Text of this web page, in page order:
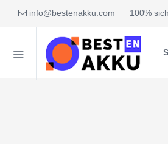
info@bestenakku.com 100%